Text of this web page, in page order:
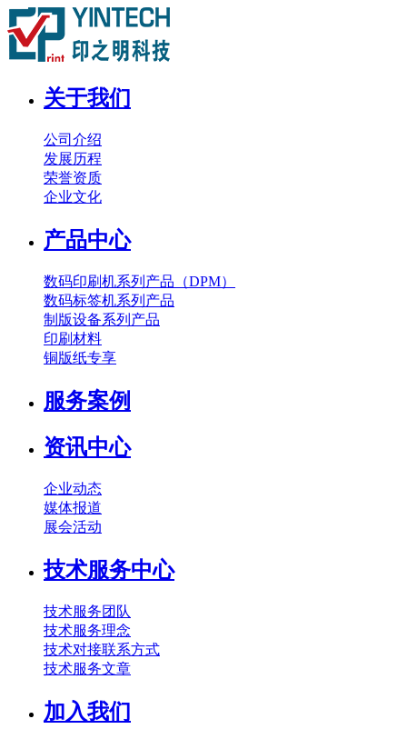
关于我们
公司介绍
发展历程
荣誉资质
企业文化
产品中心
数码印刷机系列产品（DPM）
数码标签机系列产品
制版设备系列产品
印刷材料
铜版纸专享
服务案例
资讯中心
企业动态
媒体报道
展会活动
技术服务中心
技术服务团队
技术服务理念
技术对接联系方式
技术服务文章
加入我们